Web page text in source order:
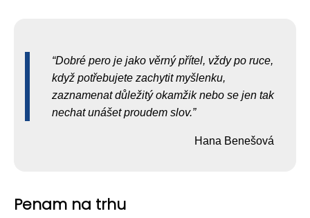
Dobré pero je jako věrný přítel, vždy po ruce,
když potřebujete zachytit myšlenku,
zaznamenat důležitý okamžik nebo se jen tak
nechat unášet proudem slov.
Hana Benešová
Penam na trhu